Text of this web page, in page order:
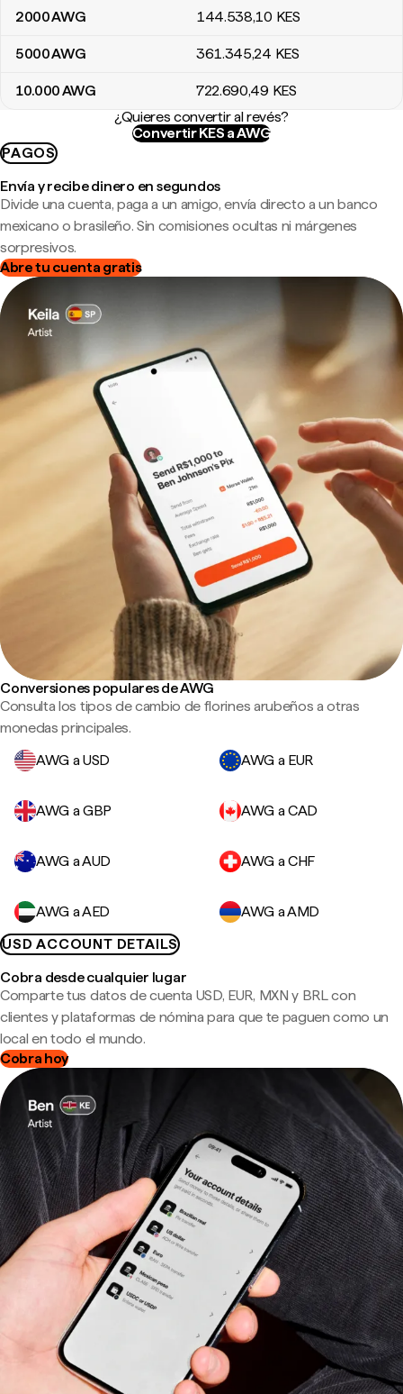
2000AWG 144.538,10 KES
5000AWG 361.345,24 KES
10.000AWG 722.690,49 KES
¿Quieres convertir al revés?
Convertir KES a AWG
PAGOS
Envía y recibe dinero en segundos
Divide una cuenta, paga a un amigo, envía directo a un banco
mexicano o brasileño. Sin comisiones ocultas ni márgenes
sorpresivos.
Abre tu cuenta gratis
Conversiones populares de AWG
Consulta los tipos de cambio de florines arubeños a otras
monedas principales.
AWG a USD
AWG a EUR
AWG a GBP AWG a CAD
AWG a AUD AWG a CHF
AWG a AED
AWG a AMD
USD ACCOUNT DETAILS
Cobra desde cualquier lugar
Comparte tus datos de cuenta USD, EUR, MXN y BRL con
clientes y plataformas de nómina para que te paguen como un
local en todo el mundo.
Cobra hoy